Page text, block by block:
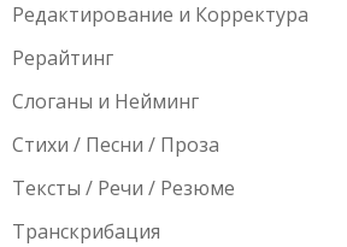
Редактирование и Корректура
Рерайтинг
Слоганы и Нейминг
Стихи / Песни / Проза
Тексты / Речи / Резюме
Транскрибация